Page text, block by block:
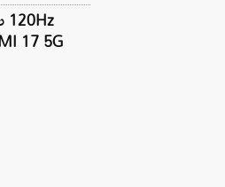
120Hz
17 5G